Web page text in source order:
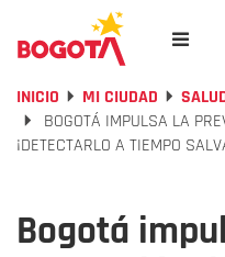
INICIO MI CIUDAD
BOGOTÁ IMPULSA LA
¡DETECTARLO A TIEMPO
Bogotá